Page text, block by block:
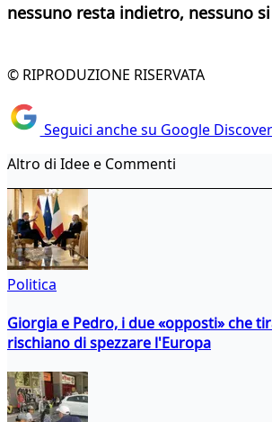
nessuno resta indietro, nessuno
© RIPRODUZIONE RISERVATA
Seguici anche su Google
Altro di Idee e Commenti
Politica
Giorgia e Pedro, i due «opposti» che
rischiano di spezzare l'Europa